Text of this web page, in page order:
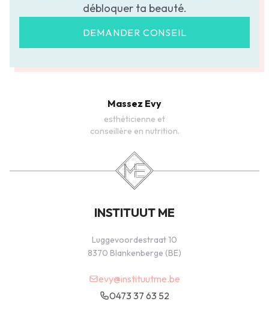
débloquer ta beauté.
DEMANDER CONSEIL
Massez Evy
esthéticienne et
conseillère en nutrition.
INSTITUUT ME
Luggevoordestraat 10
8370 Blankenberge (BE)
evy@instituutme.be
0473 37 63 52